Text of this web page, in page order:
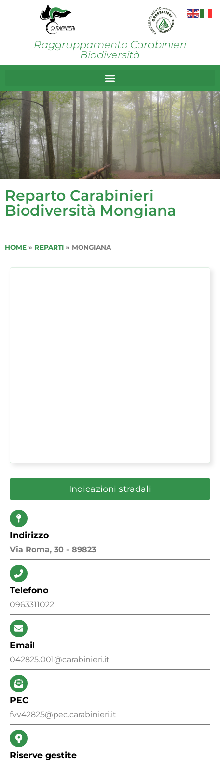
Raggruppamento Carabinieri
Biodiversità
Reparto Carabinieri
Biodiversità Mongiana
HOME » REPARTI » MONGIANA
Indicazioni stradali
Indirizzo
Via Roma, 30 - 89823
Telefono
0963311022
Email
042825.001@carabinieri.it
PEC
fvv42825@pec.carabinieri.it
Riserve gestite